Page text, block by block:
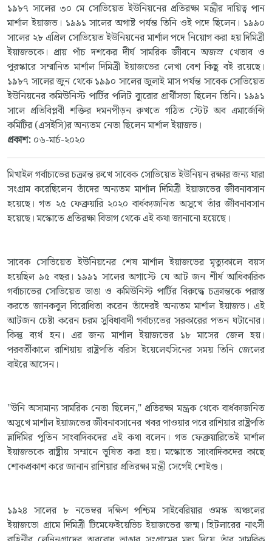
১৯৮৭ সালের ৩০ মে সোভিয়েত ইউনিয়নের প্রতিরক্ষা মন্ত্রীর দায়িত্ব পান
মার্শাল ইয়াজভ। ১৯৯১ সালের অগাষ্ট পর্যন্ত তিনি ওই পদে ছিলেন। ১৯৯০
সালের ২৮ এপ্রিল সোভিয়েত ইউনিয়নের মার্শাল পদে নিয়োগ করা হয় দিমিত্রী
ইয়াজভকে। প্রায় পাঁচ দশকের দীর্ঘ সামরিক জীবনে অজস্র খেতাব ও
পুরস্কারে সম্মানিত মার্শাল দিমিত্রী ইয়াজভের লেখা বেশ কিছু বই রয়েছে।
১৯৮৭ সালের জুন থেকে ১৯৯০ সালের জুলাই মাস পর্যন্ত সাবেক সোভিয়েত
ইউনিয়নের কমিউনিস্ট পার্টির পলিট ব্যুরোর প্রার্থীসভ্য ছিলেন তিনি। ১৯৯১
সালে প্রতিবিপ্লবী শক্তির দমনপীড়ন রুখতে গঠিত স্টেট অব এমার্জেন্সি
কমিটির (এসইসি)র অন্যতম নেতা ছিলেন মার্শাল ইয়াজভ।
প্রকাশ: ০৬-মার্চ-২০২০
মিখাইল গর্বাচ্যভের চক্রান্ত রুখে সাবেক সোভিয়েত ইউনিয়ন রক্ষার জন্য যারা
সংগ্রাম করেছিলেন তাঁদের অন্যতম মার্শাল দিমিত্রী ইয়াজভের জীবনাবসান
হয়েছে। গত ২৫ ফেব্রুয়ারি ২০২০ বার্ধক্যজনিত অসুখে তাঁর জীবনাবসান
হয়েছে। মস্কোতে প্রতিরক্ষা বিভাগ থেকে এই কথা জানানো হয়েছে।
সাবেক সোভিয়েত ইউনিয়নের শেষ মার্শাল ইয়াজভের মৃত্যুকালে বয়স
হয়েছিল ৯৫ বছর। ১৯৯১ সালের অগাস্টে যে আট জন শীর্ষ আধিকারিক
গর্বাচ্যভের সোভিয়েত ভাঙা ও কমিউনিস্ট পার্টির বিরুদ্ধে চক্রান্তকে পরাস্ত
করতে জানকবুল বিরোধিতা করেন তাঁদেরই অন্যতম মার্শাল ইয়াজভ। এই
আটজন চেষ্টা করেন চরম সুবিধাবাদী গর্বাচ্যভের সরকারের পতন ঘটানোর।
কিন্তু ব্যর্থ হন। এর জন্য মার্শাল ইয়াজভের ১৮ মাসের জেল হয়।
পরবর্তীকালে রাশিয়ায় রাষ্ট্রপতি বরিস ইয়েলেৎসিনের সময় তিনি জেলের
বাইরে আসেন।
"উনি অসামান্য সামরিক নেতা ছিলেন," প্রতিরক্ষা মন্ত্রক থেকে বার্ধক্যজনিত
অসুখে মার্শাল ইয়াজভের জীবনাবসানের খবর পাওয়ার পরে রাশিয়ার রাষ্ট্রপতি
ভ্লাদিমির পুতিন সাংবাদিকদের এই কথা বলেন। গত ফেব্রুয়ারিতেই মার্শাল
ইয়াজভকে রাষ্ট্রীয় সম্মানে ভূষিত করা হয়। মস্কোতে সাংবাদিকদের কাছে
শোকপ্রকাশ করে জানান রাশিয়ার প্রতিরক্ষা মন্ত্রী সের্গেই শোইগু।
১৯২৪ সালের ৮ নভেম্বর দক্ষিণ পশ্চিম সাইবেরিয়ার ওমস্ক অঞ্চলের
ইয়াজভো গ্রামে দিমিত্রী টিমেফেইয়েভিচ ইয়াজভের জন্ম। হিটলারের নাৎসী